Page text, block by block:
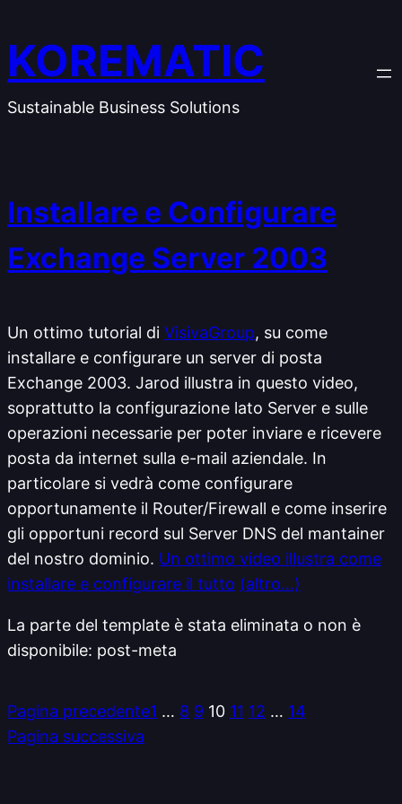
al
contenuto
KOREMATIC
Sustainable Business Solutions
Installare e Configurare
Exchange Server 2003
Un ottimo tutorial di VisivaGroup, su come
installare e configurare un server di posta
Exchange 2003. Jarod illustra in questo video,
soprattutto la configurazione lato Server e sulle
operazioni necessarie per poter inviare e ricevere
posta da internet sulla e-mail aziendale. In
particolare si vedrà come configurare
opportunamente il Router/Firewall e come inserire
gli opportuni record sul Server DNS del mantainer
del nostro dominio. Un ottimo video illustra come
installare e configurare il tutto (altro…)
La parte del template è stata eliminata o non è
disponibile: post-meta
Pagina precedente1 … 8 9 10 11 12 … 14
Pagina successiva